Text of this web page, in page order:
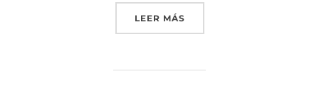
LEER MÁS«GRUPO INTERÓLEO Y LA